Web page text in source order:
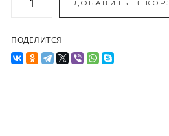
ДОБАВИТЬ В
ПОДЕЛИТСЯ